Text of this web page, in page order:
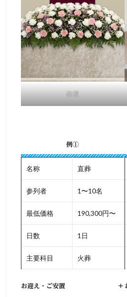
祭壇
例①
名称 直葬
参列者 1〜10名
最低価格 190,300円〜
日数 1日
主要科目 火葬
お迎え・ご安置 +